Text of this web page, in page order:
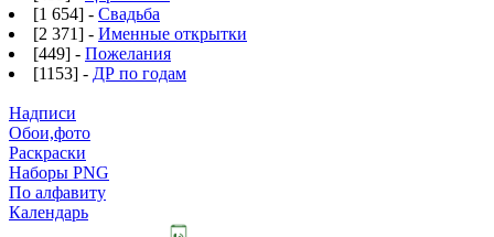
[1 654] - Свадьба
[2 371] - Именные открытки
[449] - Пожелания
[1153] - ДР по годам
Надписи
Обои,фото
Раскраски
Наборы PNG
По алфавиту
Календарь